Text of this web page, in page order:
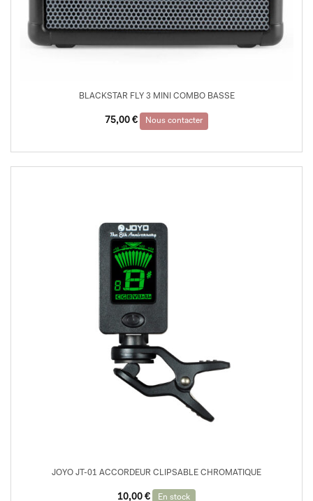
BLACKSTAR FLY 3 MINI COMBO BASSE
75,00 € Nous contacter
JOYO JT-01 ACCORDEUR CLIPSABLE CHROMATIQUE
10,00 € En stock